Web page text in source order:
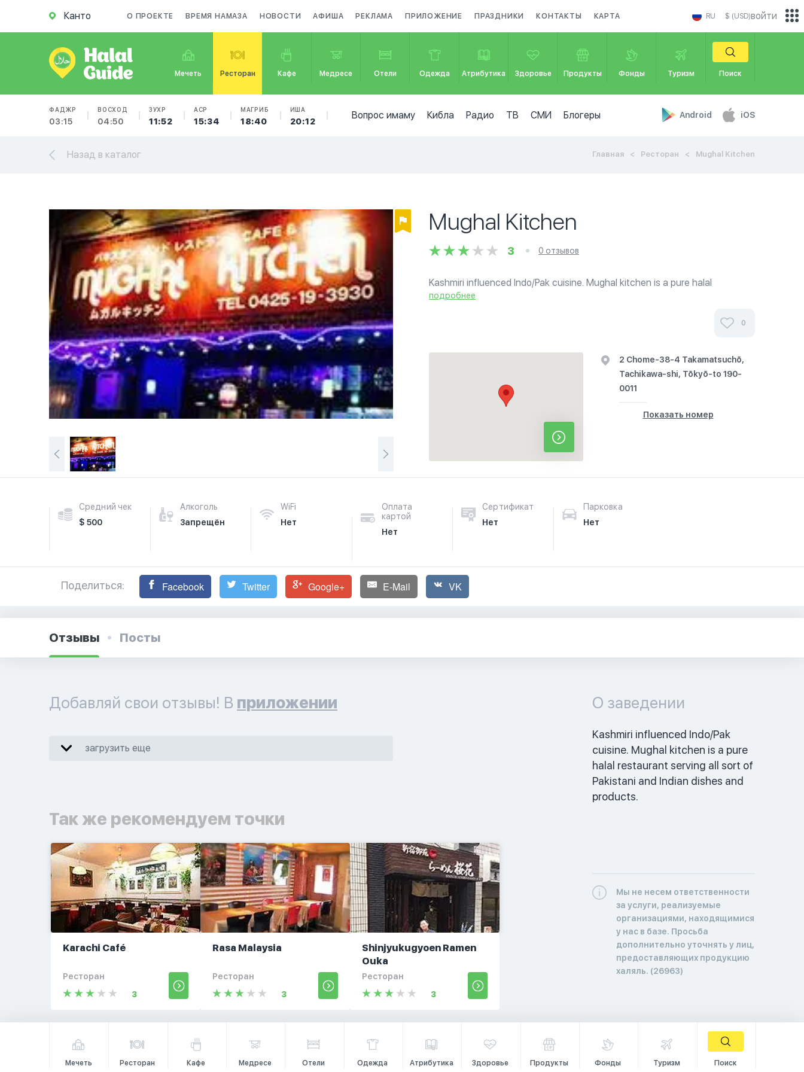
Канто О ПРОЕКТЕ ВРЕМЯ НАМАЗА НОВОСТИ АФИША РЕКЛАМА ПРИЛОЖЕНИЕ ПРАЗДНИКИ КОНТАКТЫ КАРТА RU $ (USD)
Мечеть Ресторан Кафе Медресе Отели Одежда Атрибутика Здоровье Продукты Фонды Туризм Поиск
ФАДЖР
03:15
ВОСХОД
04:50
ЗУХР
11:52
АСР
15:34
МАГРИБ
18:40
ИША
20:12
Вопрос имаму Кибла Радио ТВ СМИ Блогеры Android iOS
войти
Назад в каталог Главная Ресторан Mughal Kitchen
Mughal Kitchen
3 0 отзывов
Kashmiri influenced Indo/Pak cuisine. Mughal kitchen is a pure halal
restaurant serving all sort of Pakistani and Indian dishes and products.
подробнее
0
2 Chome-38-4 Takamatsuchō,
Tachikawa-shi, Tōkyō-to 190-
0011
Показать номер
Средний чек
$ 500
Алкоголь
Запрещён
WiFi
Нет
Оплата
картой
Нет
Сертификат
Нет
Парковка
Нет
Поделиться: Facebook Twitter Google+ E-Mail VK
Отзывы Посты
Добавляй свои отзывы! В приложении
загрузить еще
Так же рекомендуем точки
Karachi Café
Ресторан
3
Rasa Malaysia
Ресторан
3
Shinjyukugyoen Ramen
Ouka
Ресторан
3
О заведении
Kashmiri influenced Indo/Pak
cuisine. Mughal kitchen is a pure
halal restaurant serving all sort of
Pakistani and Indian dishes and
products.
Мы не несем ответственности
за услуги, реализуемые
организациями, находящимися
у нас в базе. Просьба
дополнительно уточнять у лиц,
предоставляющих продукцию
халяль. (26963)
Мечеть Ресторан Кафе Медресе Отели Одежда Атрибутика Здоровье Продукты Фонды Туризм Поиск